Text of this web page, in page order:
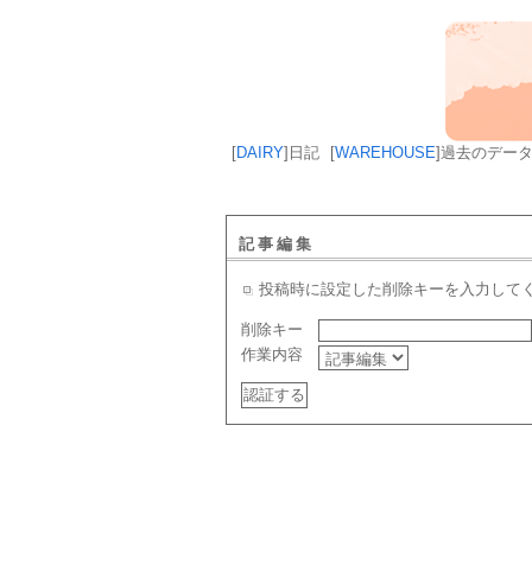
[DAIRY] 日記 [WAREHOUSE]過去のデータ
記事編集
投稿時に設定した削除キーを入力して
削除キー
作業内容